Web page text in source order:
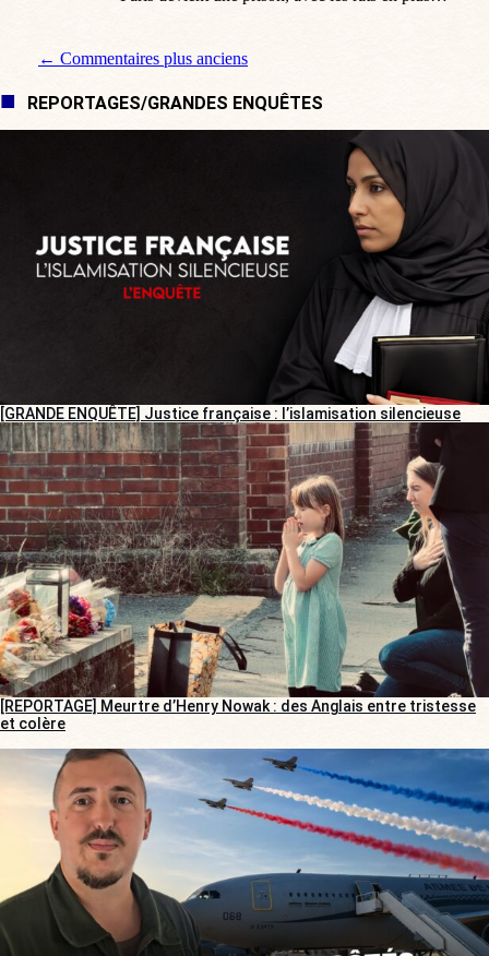
Navigation de commentaire
← Commentaires plus anciens
REPORTAGES/GRANDES ENQUÊTES
[GRANDE ENQUÊTE] Justice française : l’islamisation silencieuse
[REPORTAGE] Meurtre d’Henry Nowak : des Anglais entre tristesse
et colère